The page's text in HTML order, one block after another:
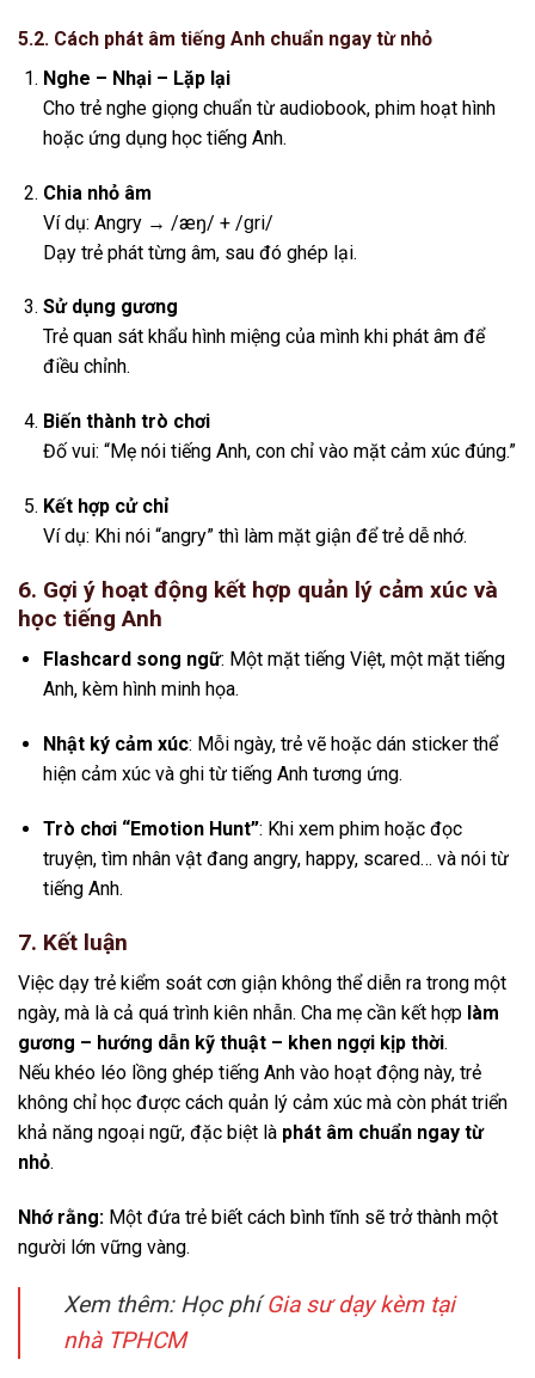
5.2. Cách phát âm tiếng Anh chuẩn ngay từ nhỏ
Nghe – Nhại – Lặp lại
Cho trẻ nghe giọng chuẩn từ audiobook, phim hoạt hình
hoặc ứng dụng học tiếng Anh.
Chia nhỏ âm
Ví dụ: Angry → /æŋ/ + /ɡri/
Dạy trẻ phát từng âm, sau đó ghép lại.
Sử dụng gương
Trẻ quan sát khẩu hình miệng của mình khi phát âm để
điều chỉnh.
Biến thành trò chơi
Đố vui: “Mẹ nói tiếng Anh, con chỉ vào mặt cảm xúc đúng.”
Kết hợp cử chỉ
Ví dụ: Khi nói “angry” thì làm mặt giận để trẻ dễ nhớ.
6. Gợi ý hoạt động kết hợp quản lý cảm xúc và
học tiếng Anh
Flashcard song ngữ: Một mặt tiếng Việt, một mặt tiếng
Anh, kèm hình minh họa.
Nhật ký cảm xúc: Mỗi ngày, trẻ vẽ hoặc dán sticker thể
hiện cảm xúc và ghi từ tiếng Anh tương ứng.
Trò chơi “Emotion Hunt”: Khi xem phim hoặc đọc
truyện, tìm nhân vật đang angry, happy, scared… và nói từ
tiếng Anh.
7. Kết luận
Việc dạy trẻ kiểm soát cơn giận không thể diễn ra trong một
ngày, mà là cả quá trình kiên nhẫn. Cha mẹ cần kết hợp làm
gương – hướng dẫn kỹ thuật – khen ngợi kịp thời.
Nếu khéo léo lồng ghép tiếng Anh vào hoạt động này, trẻ
không chỉ học được cách quản lý cảm xúc mà còn phát triển
khả năng ngoại ngữ, đặc biệt là phát âm chuẩn ngay từ
nhỏ.
Nhớ rằng: Một đứa trẻ biết cách bình tĩnh sẽ trở thành một
người lớn vững vàng.
Xem thêm: Học phíGia sư dạy kèm tại
nhà TPHCM